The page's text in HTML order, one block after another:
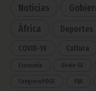
Noticias
África
Deportes
COVID-19 Cultura
Economía Gente GE
CongresoPDGE FIJA